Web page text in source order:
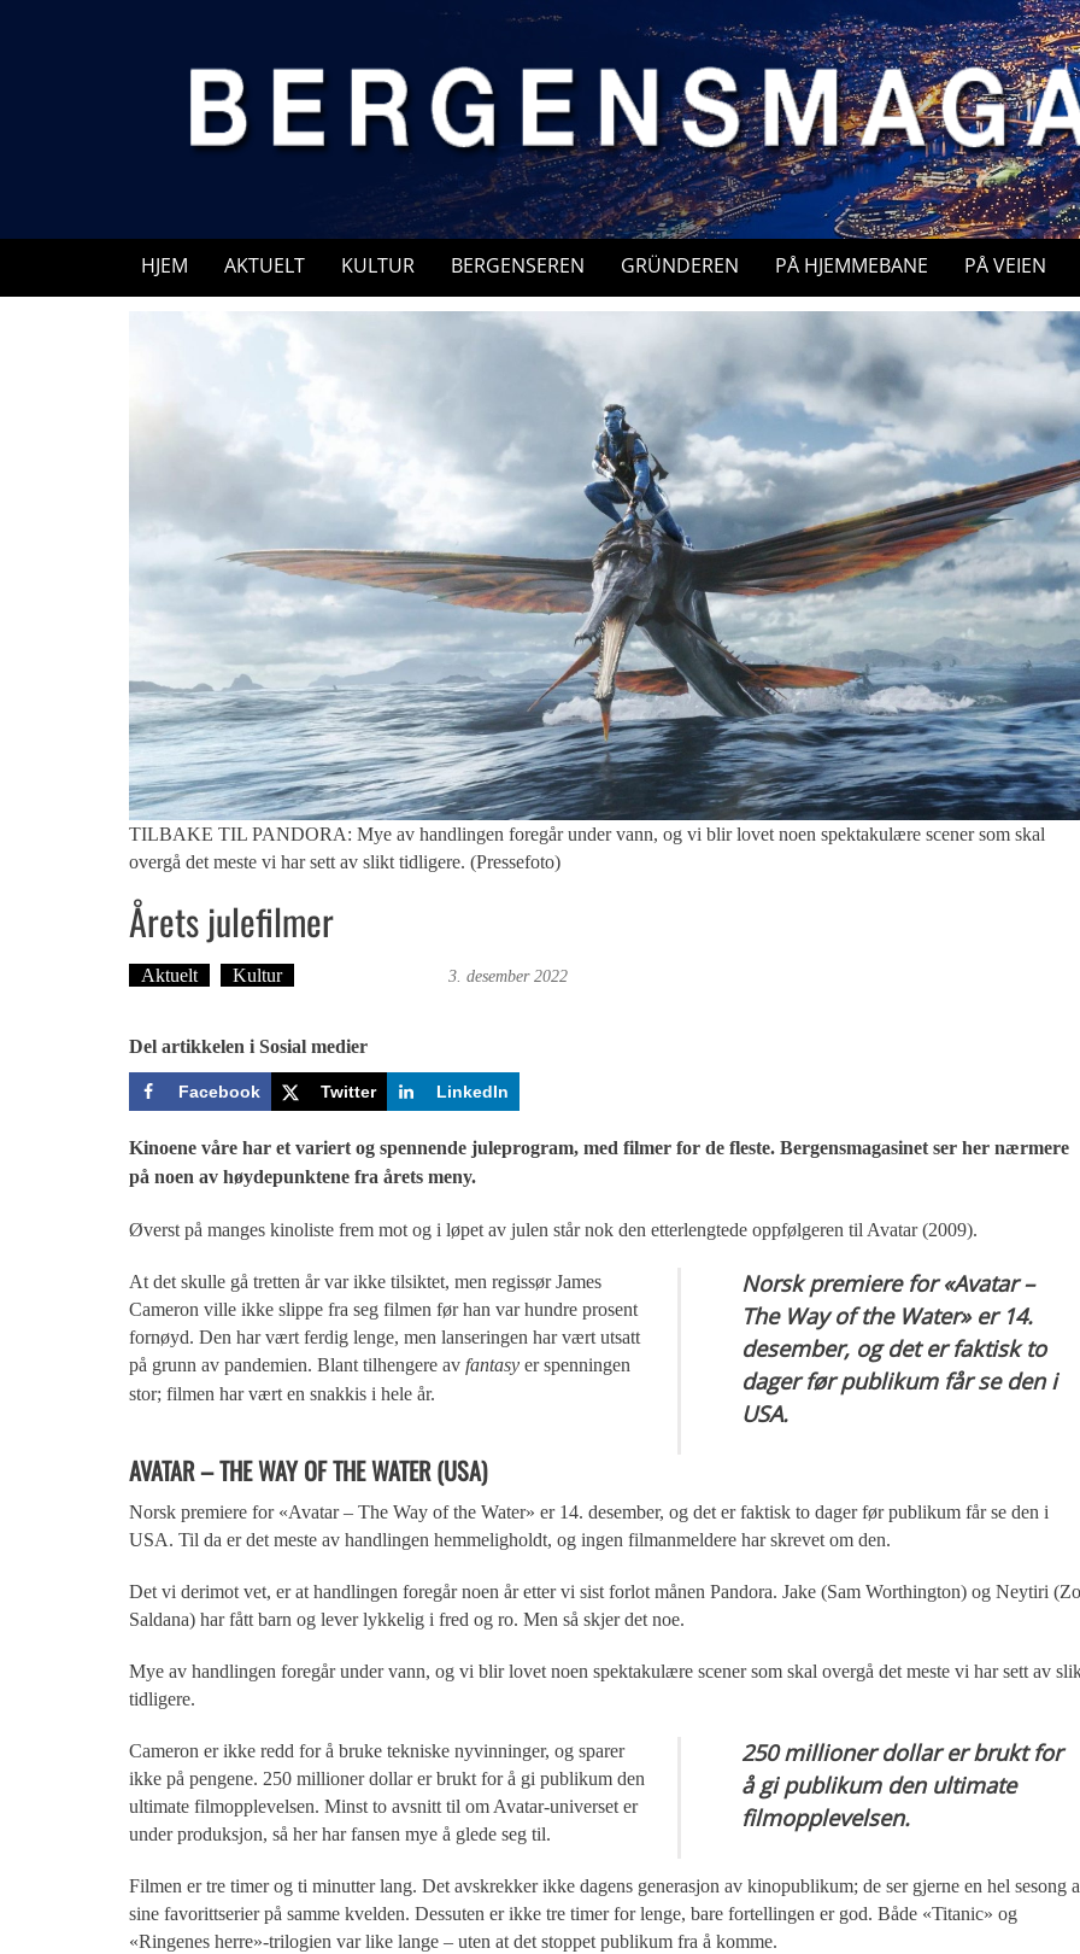
HJEM AKTUELT KULTUR BERGENSEREN GRÜNDEREN PÅ HJEMMEBANE PÅ VEIEN
TILBAKE TIL PANDORA: Mye av handlingen foregår under vann, og vi blir lovet noen spektakulære scener som skal
overgå det meste vi har sett av slikt tidligere. (Pressefoto)
Årets julefilmer
Aktuelt Kultur 3. desember 2022
Del artikkelen i Sosial medier
Facebook Twitter LinkedIn
Kinoene våre har et variert og spennende juleprogram, med filmer for de fleste. Bergensmagasinet ser her nærmere
på noen av høydepunktene fra årets meny.
Øverst på manges kinoliste frem mot og i løpet av julen står nok den etterlengtede oppfølgeren til Avatar (2009).
Norsk premiere for «Avatar –
The Way of the Water» er 14.
desember, og det er faktisk to
dager før publikum får se den i
USA.
At det skulle gå tretten år var ikke tilsiktet, men regissør James
Cameron ville ikke slippe fra seg filmen før han var hundre prosent
fornøyd. Den har vært ferdig lenge, men lanseringen har vært utsatt
på grunn av pandemien. Blant tilhengere av fantasy er spenningen
stor; filmen har vært en snakkis i hele år.
AVATAR – THE WAY OF THE WATER (USA)
Norsk premiere for «Avatar – The Way of the Water» er 14. desember, og det er faktisk to dager før publikum får se den i
USA. Til da er det meste av handlingen hemmeligholdt, og ingen filmanmeldere har skrevet om den.
Det vi derimot vet, er at handlingen foregår noen år etter vi sist forlot månen Pandora. Jake (Sam Worthington) og Neytiri
Saldana) har fått barn og lever lykkelig i fred og ro. Men så skjer det noe.
Mye av handlingen foregår under vann, og vi blir lovet noen spektakulære scener som skal overgå det meste vi har sett av
tidligere.
250 millioner dollar er brukt for
å gi publikum den ultimate
filmopplevelsen.
Cameron er ikke redd for å bruke tekniske nyvinninger, og sparer
ikke på pengene. 250 millioner dollar er brukt for å gi publikum den
ultimate filmopplevelsen. Minst to avsnitt til om Avatar-universet er
under produksjon, så her har fansen mye å glede seg til.
Filmen er tre timer og ti minutter lang. Det avskrekker ikke dagens generasjon av kinopublikum; de ser gjerne en hel sesong
sine favorittserier på samme kvelden. Dessuten er ikke tre timer for lenge, bare fortellingen er god. Både «Titanic» og
«Ringenes herre»-trilogien var like lange – uten at det stoppet publikum fra å komme.